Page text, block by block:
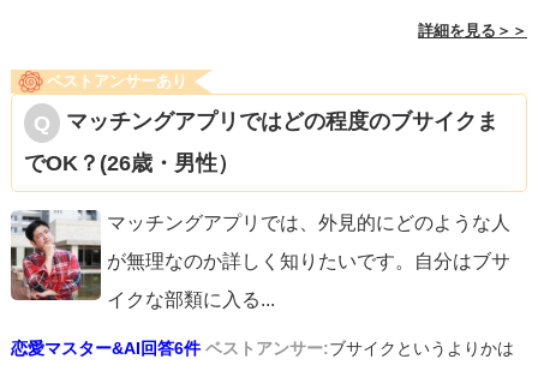
詳細を見る＞＞
ベストアンサーあり
マッチングアプリではどの程度のブサイクま
でOK？(26歳・男性）
マッチングアプリでは、外見的にどのような人
が無理なのか詳しく知りたいです。自分はブサ
イクな部類に入る...
恋愛マスター&AI回答6件 ベストアンサー:ブサイクというよりかは